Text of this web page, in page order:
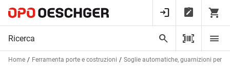
Home Ferramenta porte e costruzioni Soglie automatiche, guarnizioni per